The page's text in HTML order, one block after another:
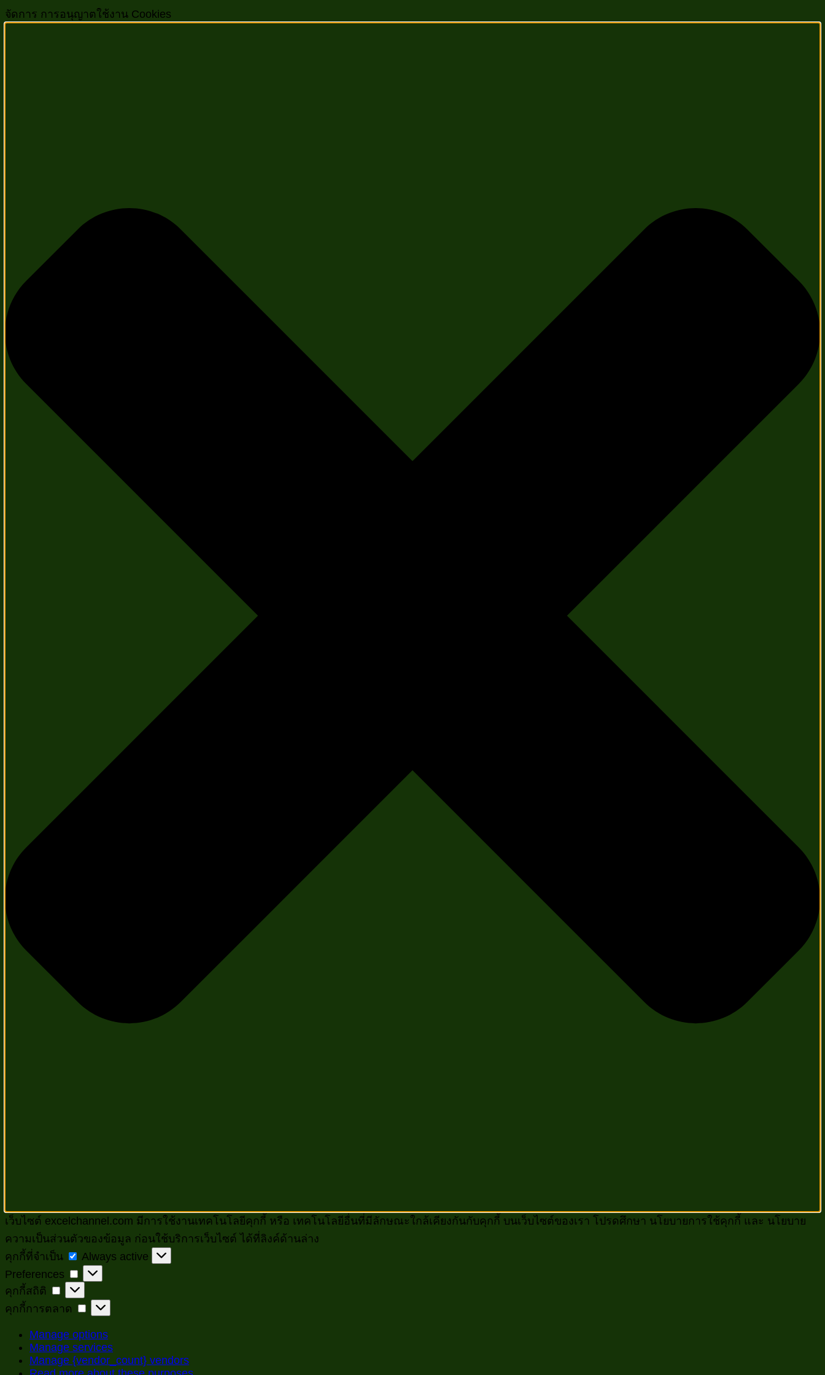
จัดการ การอนุญาตใช้งาน Cookies
เว็บไซต์ excelchannel.com มีการใช้งานเทคโนโลยีคุกกี้ หรือ เทคโนโลยีอื่นที่มีลักษณะใกล้เคียงกันกับคุกกี้ บนเว็บไซต์ของเรา โปรดศึกษา นโยบายการใช้คุกกี้ และ นโยบาย
ความเป็นส่วนตัวของข้อมูล ก่อนใช้บริการเว็บไซต์ ได้ที่ลิงค์ด้านล่าง
คุกกี้ที่จำเป็น
คุกกี้
ที่
Always active
Preferences
Preferences
คุกกี้สถิติ
คุกกี้
สถิติ
คุกกี้การตลาด
คุกกี้
ตลาด
Manage options
Manage services
Manage {vendor_count} vendors